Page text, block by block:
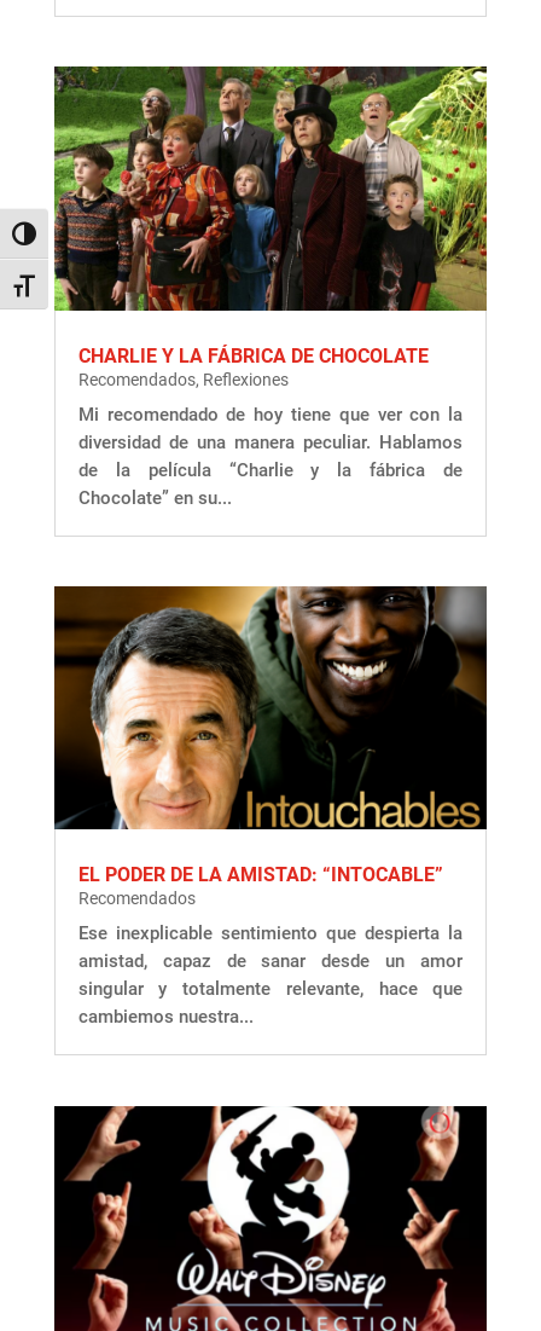
Alternar alto contraste
Alternar tamaño de letra
CHARLIE Y LA FÁBRICA DE CHOCOLATE
Recomendados, Reflexiones
Mi recomendado de hoy tiene que ver con la
diversidad de una manera peculiar. Hablamos
de la película “Charlie y la fábrica de
Chocolate” en su...
EL PODER DE LA AMISTAD: “INTOCABLE”
Recomendados
Ese inexplicable sentimiento que despierta la
amistad, capaz de sanar desde un amor
singular y totalmente relevante, hace que
cambiemos nuestra...